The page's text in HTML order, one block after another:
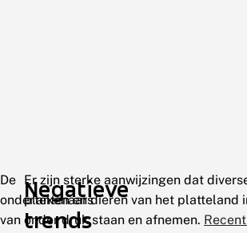
De
ondertekenaars
van
Negatieve
trends
Er zijn sterke aanwijzingen dat
planten en dieren van het platteland
onder druk staan en afnemen.